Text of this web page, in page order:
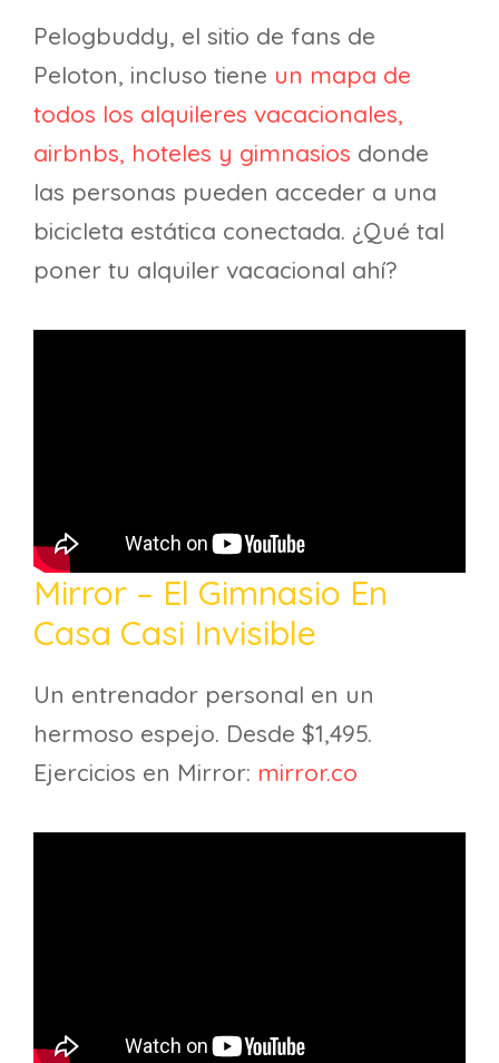
Pelogbuddy, el sitio de fans de
Peloton, incluso tiene un mapa de
todos los alquileres vacacionales,
airbnbs, hoteles y gimnasios donde
las personas pueden acceder a una
bicicleta estática conectada. ¿Qué tal
poner tu alquiler vacacional ahí?
Mirror – El Gimnasio En
Casa Casi Invisible
Un entrenador personal en un
hermoso espejo. Desde $1,495.
Ejercicios en Mirror: mirror.co